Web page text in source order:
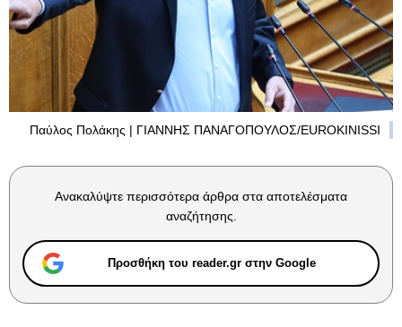
Παύλος Πολάκης | ΓΙΑΝΝΗΣ ΠΑΝΑΓΟΠΟΥΛΟΣ/EUROKINISSI
Ανακαλύψτε περισσότερα άρθρα στα αποτελέσματα
αναζήτησης.
Προσθήκη του reader.gr στην Google